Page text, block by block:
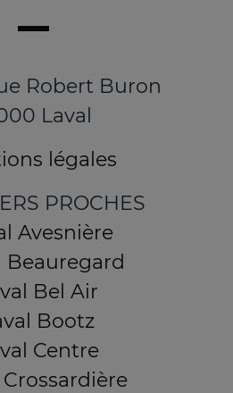
Robert Buron
Laval
légales
PROCHES
Avesnière
Beauregard
Bel Air
Bootz
Centre
Crossardière